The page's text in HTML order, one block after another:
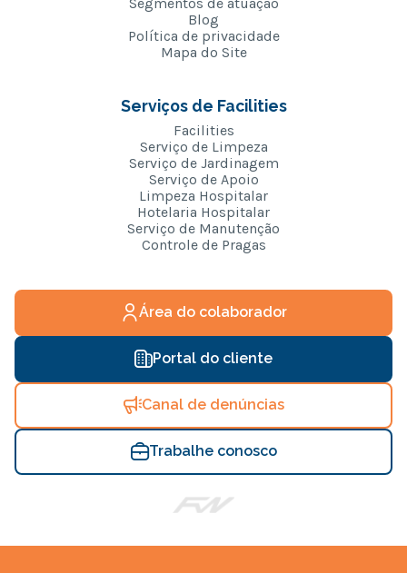
Blog
Política de privacidade
Mapa do Site
Serviços de Facilities
Facilities
Serviço de Limpeza
Serviço de Jardinagem
Serviço de Apoio
Limpeza Hospitalar
Hotelaria Hospitalar
Serviço de Manutenção
Controle de Pragas
Área do colaborador
Portal do cliente
Canal de denúncias
Trabalhe conosco